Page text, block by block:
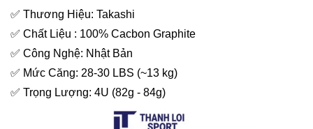
✅ Thương Hiệu: Takashi
✅ Chất Liệu : 100% Cacbon Graphite
✅ Công Nghệ: Nhật Bản
✅ Mức Căng: 28-30 LBS (~13 kg)
✅ Trọng Lượng: 4U (82g - 84g)